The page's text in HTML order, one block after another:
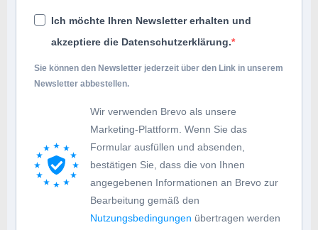
Ich möchte Ihren Newsletter erhalten und
akzeptiere die Datenschutzerklärung.
Sie können den Newsletter jederzeit über den Link in unserem
Newsletter abbestellen.
Wir verwenden Brevo als unsere
Marketing-Plattform. Wenn Sie das
Formular ausfüllen und absenden,
bestätigen Sie, dass die von Ihnen
angegebenen Informationen an Brevo zur
Bearbeitung gemäß den
Nutzungsbedingungen übertragen werden